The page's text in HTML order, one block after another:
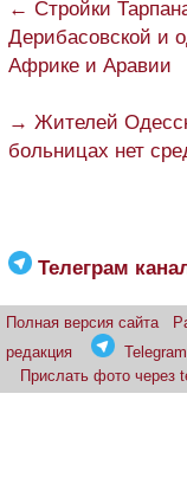
← Стройки
Дерибасовской и
Африке и Аравии
→ Жителей
больницах нет
Телеграм
Полная версия сайта
редакция
Прислать фото через